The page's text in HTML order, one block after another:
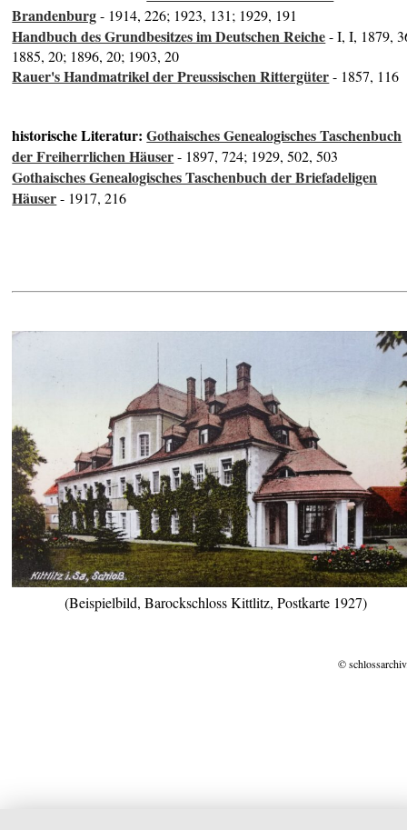
Brandenburg- 1914, 226; 1923, 131; 1929, 191
Handbuch des Grundbesitzes im Deutschen Reiche- I, I, 1879,
1885, 20; 1896, 20; 1903, 20
Rauer's Handmatrikel der Preussischen Rittergüter- 1857, 116
historische Literatur:Gothaisches Genealogisches Taschenbuch
der Freiherrlichen Häuser- 1897, 724; 1929, 502, 503
Gothaisches Genealogisches Taschenbuch der Briefadeligen
Häuser- 1917, 216
(Beispielbild, Barockschloss Kittlitz, Postkarte 1927)
©